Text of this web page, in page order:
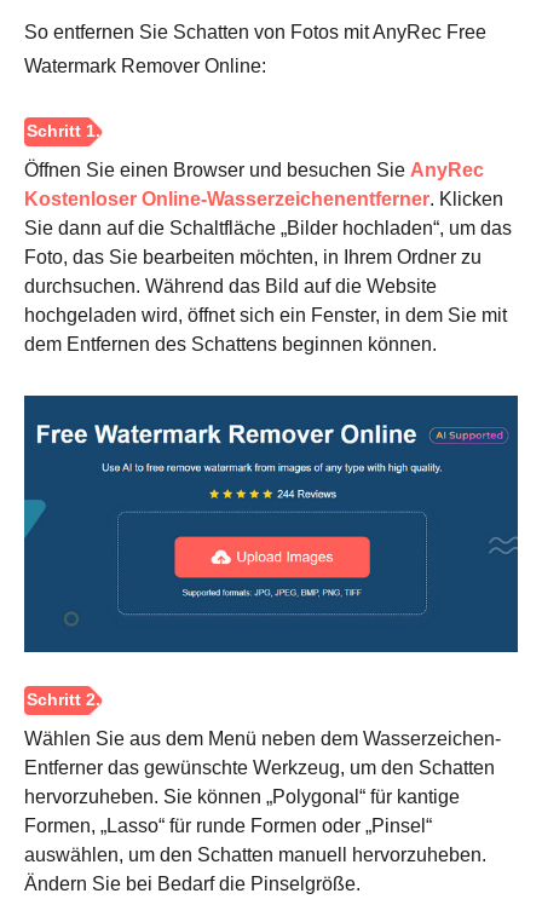
So entfernen Sie Schatten von Fotos mit AnyRec Free
Watermark Remover Online:
Schritt 1.
Öffnen Sie einen Browser und besuchen Sie AnyRec
Kostenloser Online-Wasserzeichenentferner. Klicken
Sie dann auf die Schaltfläche „Bilder hochladen“, um das
Foto, das Sie bearbeiten möchten, in Ihrem Ordner zu
durchsuchen. Während das Bild auf die Website
hochgeladen wird, öffnet sich ein Fenster, in dem Sie mit
dem Entfernen des Schattens beginnen können.
Wählen Sie aus dem Menü neben dem Wasserzeichen-
Entferner das gewünschte Werkzeug, um den Schatten
hervorzuheben. Sie können „Polygonal“ für kantige
Formen, „Lasso“ für runde Formen oder „Pinsel“
auswählen, um den Schatten manuell hervorzuheben.
Ändern Sie bei Bedarf die Pinselgröße.